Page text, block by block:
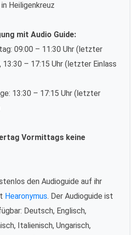
Heiligenkreuz
mit Audio Guide:
09:00 – 11:30 Uhr (letzter
13:30 – 17:15 Uhr (letzter Einlass
13:30 – 17:15 Uhr (letzter
Vormittags keine
den Audioguide auf ihr
Hearonymus. Der Audioguide ist
Deutsch, Englisch,
Italienisch, Ungarisch,